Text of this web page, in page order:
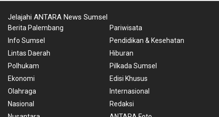
Jelajahi ANTARA News Sumsel
Berita Palembang
Info Sumsel
Lintas Daerah
Polhukam
Ekonomi
Olahraga
Nasional
Pariwisata
Pendidikan & Kesehatan
Hiburan
Pilkada Sumsel
Edisi Khusus
Internasional
Redaksi